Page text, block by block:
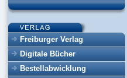
Freiburger Verlag
Digitale Bücher
Bestellabwicklung